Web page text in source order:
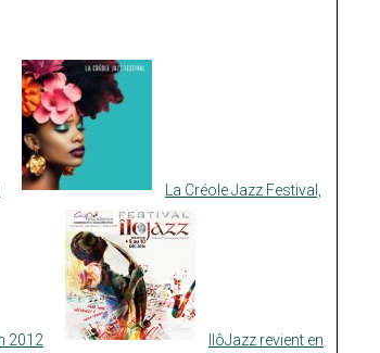
La Créole Jazz Festival,
2012 IlôJazz revient en